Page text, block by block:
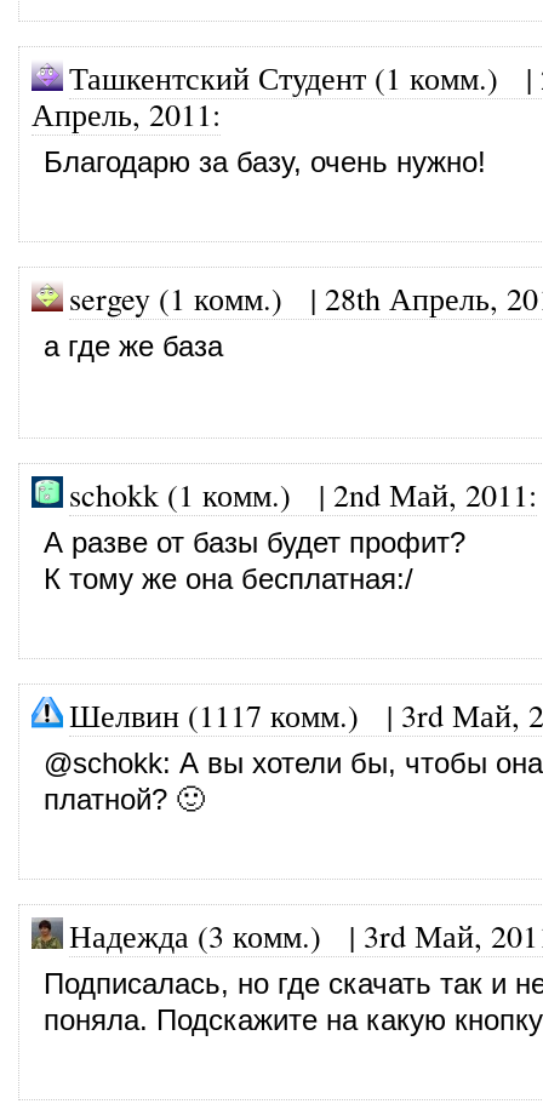
Ташкентский Студент (1 комм.) |
Апрель, 2011:
Благодарю за базу, очень нужно!
sergey (1 комм.) | 28th Апрель,
а где же база
schokk (1 комм.) | 2nd Май, 2011:
А разве от базы будет профит?
К тому же она бесплатная:/
Шелвин (1117 комм.) | 3rd Май,
@schokk: А вы хотели бы, чтобы
платной? 🙂
Надежда (3 комм.) | 3rd Май,
Подписалась, но где скачать так и
поняла. Подскажите на какую